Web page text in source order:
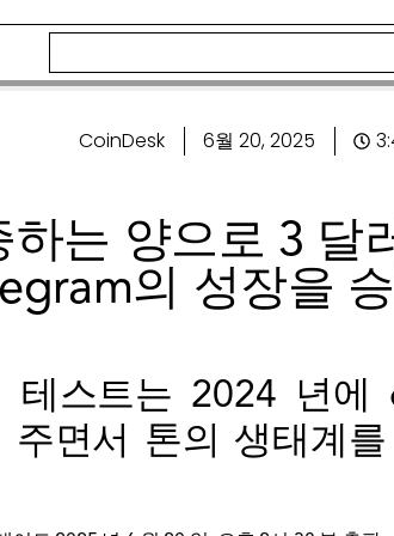
CoinDesk 6월 20, 2025
는 양으로 3 달
의 성장을
스트는 2024 년에
면서 톤의 생태계